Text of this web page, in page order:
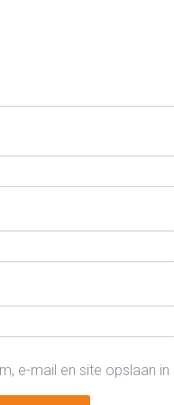
e-mail en site opslaan